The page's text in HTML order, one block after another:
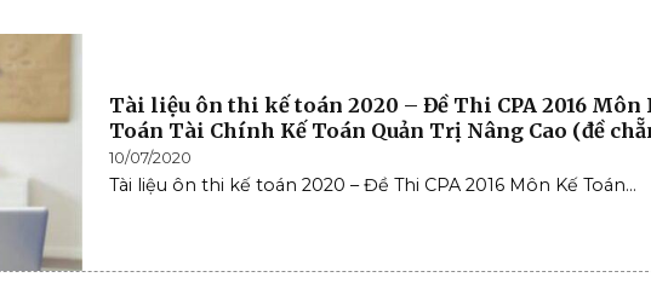
Tài liệu ôn thi kế toán 2020 – Đề Thi CPA 2016 Môn
Toán Tài Chính Kế Toán Quản Trị Nâng Cao (đề
10/07/2020
Tài liệu ôn thi kế toán 2020 – Đề Thi CPA 2016 Môn Kế Toán...